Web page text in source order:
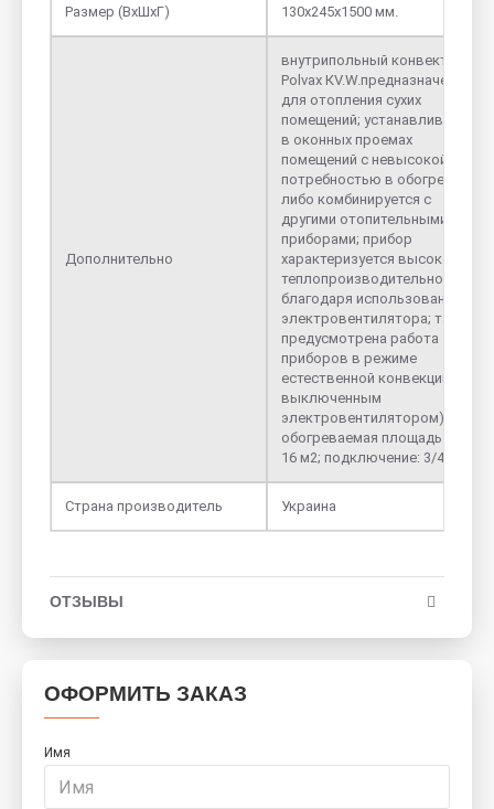
ОФОРМИТЬ ЗАКАЗ
Имя
Размер (ВхШхГ) 130х245х1500 мм.
Дополнительно
внутрипольный конвектор
Polvax КV.W.предназначен
для отопления сухих
помещений; устанавливается
в оконных проемах
помещений с невысокой
потребностью в обогреве,
либо комбинируется с
другими отопительными
приборами; прибор
характеризуется высокой
теплопроизводительностью,
благодаря использованию
электровентилятора; также
предусмотрена работа
приборов в режиме
естественной конвекции (с
выключенным
электровентилятором);
обогреваемая площадь - 14-
16 м2; подключение: 3/4 "
Страна производитель Украина
ОТЗЫВЫ